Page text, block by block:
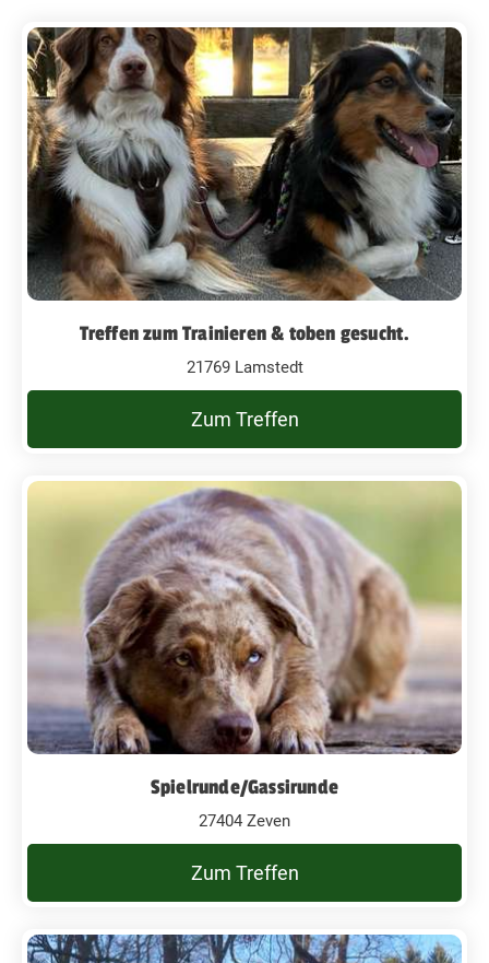
Treffen zum Trainieren & toben gesucht.
21769 Lamstedt
Zum Treffen
Spielrunde/Gassirunde
27404 Zeven
Zum Treffen